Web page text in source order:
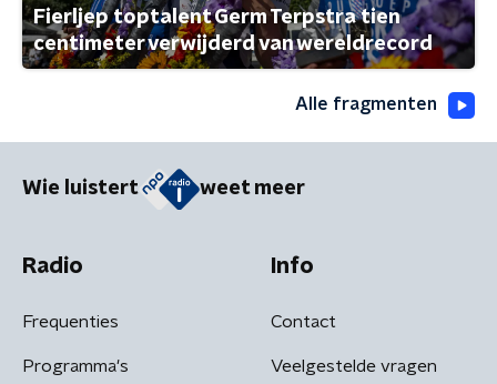
Fierljep toptalent Germ Terpstra tien
centimeter verwijderd van wereldrecord
Alle fragmenten
Wie luistert weet meer
Radio
Frequenties
Programma's
Info
Contact
Veelgestelde vragen